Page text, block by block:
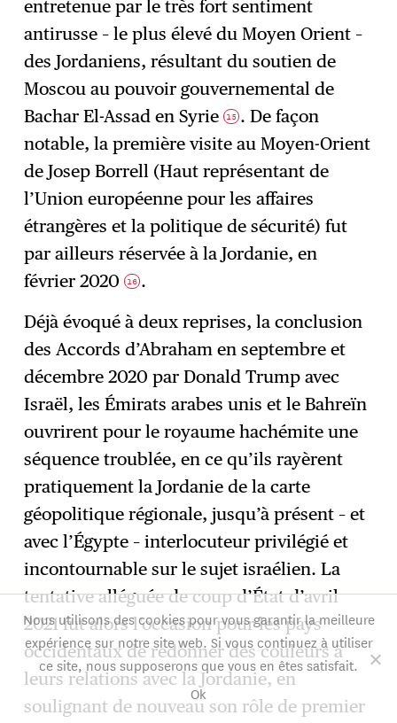
entretenue par le très fort sentiment
antirusse – le plus élevé du Moyen Orient –
des Jordaniens, résultant du soutien de
Moscou au pouvoir gouvernemental de
Bachar El-Assad en Syrie15 . De façon
notable, la première visite au Moyen-Orient
de Josep Borrell (Haut représentant de
l’Union européenne pour les affaires
étrangères et la politique de sécurité) fut
par ailleurs réservée à la Jordanie, en
février 202016 .
Déjà évoqué à deux reprises, la conclusion
des Accords d’Abraham en septembre et
décembre 2020 par Donald Trump avec
Israël, les Émirats arabes unis et le Bahreïn
ouvrirent pour le royaume hachémite une
séquence troublée, en ce qu’ils rayèrent
pratiquement la Jordanie de la carte
géopolitique régionale, jusqu’à présent – et
avec l’Égypte – interlocuteur privilégié et
incontournable sur le sujet israélien. La
tentative alléguée de coup d’État d’avril
2021 fut alors l’occasion pour les pays
occidentaux de redonner des couleurs à
leurs relations avec la Jordanie, en
soulignant de nouveau son rôle de premier
Nous utilisons des cookies pour vous garantir la meilleure
expérience sur notre site web. Si vous continuez à utiliser
ce site, nous supposerons que vous en êtes satisfait.
Ok